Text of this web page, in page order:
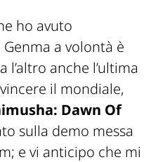
ho avuto
a volontà è
l’altro anche l’ultima
il mondiale,
Dawn Of
sulla demo messa
e vi anticipo che mi